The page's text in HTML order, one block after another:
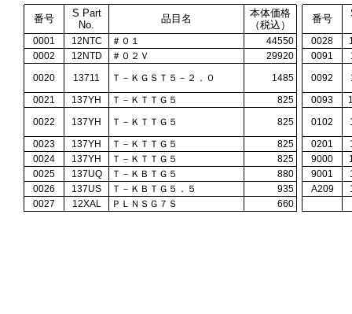
番号
S Part
No.
品目名
本体価格
（税込）
番号
0001 12NTC ＃０１ 44550 0028
0002
12NTD ＃０２Ｖ 29920 0091
0020
13711 Ｔ－ＫＧＳＴ５－２．０ 1485 0092
0021
137YH Ｔ－ＫＴＴＧ５ 825 0093
0022
137YH Ｔ－ＫＴＴＧ５ 825 0102
0023
137YH Ｔ－ＫＴＴＧ５ 825 0201
0024
137YH Ｔ－ＫＴＴＧ５ 825 9000
0025
137UQ Ｔ－ＫＢＴＧ５ 880 9001
0026
137US Ｔ－ＫＢＴＧ５．５ 935 A209
0027
12XAL ＰＬＮＳＧ７Ｓ 660